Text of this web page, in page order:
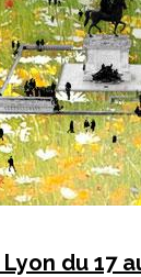
du 17